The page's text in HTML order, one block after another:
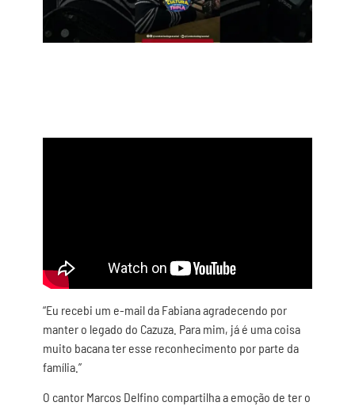
“Eu recebi um e-mail da Fabiana agradecendo por
manter o legado do Cazuza. Para mim, já é uma coisa
muito bacana ter esse reconhecimento por parte da
família.”
O cantor Marcos Delfino compartilha a emoção de ter o